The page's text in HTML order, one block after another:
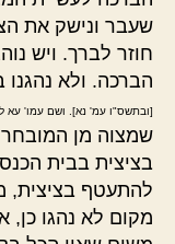
שעבר ונישק את
חוזר לברך. ויש
הברכה. ולא נהגנו
[ובתשס"ו עמ' נא]. ושם עמו' עא
שמצוה מן
בציצית בבית
להתעטף בציצית,
מקום לא נהגו כן,